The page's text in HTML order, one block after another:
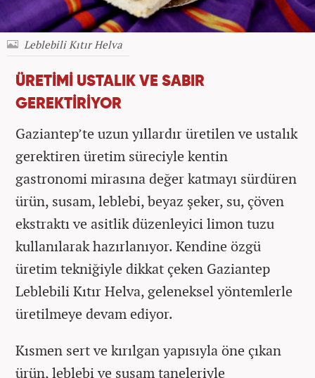
Leblebili Kıtır Helva
ÜRETİMİ USTALIK VE SABIR
GEREKTİRİYOR
Gaziantep’te uzun yıllardır üretilen ve ustalık
gerektiren üretim süreciyle kentin
gastronomi mirasına değer katmayı sürdüren
ürün, susam, leblebi, beyaz şeker, su, çöven
ekstraktı ve asitlik düzenleyici limon tuzu
kullanılarak hazırlanıyor. Kendine özgü
üretim tekniğiyle dikkat çeken Gaziantep
Leblebili Kıtır Helva, geleneksel yöntemlerle
üretilmeye devam ediyor.
Kısmen sert ve kırılgan yapısıyla öne çıkan
ürün, leblebi ve susam taneleriyle